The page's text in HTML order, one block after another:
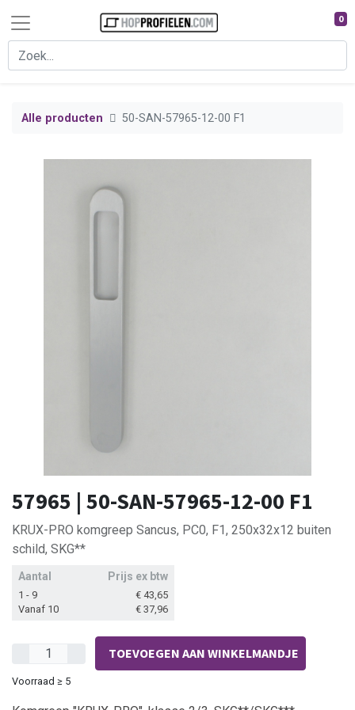
0
Alle producten 50-SAN-57965-12-00 F1
57965 | 50-SAN-57965-12-00 F1
KRUX-PRO komgreep Sancus, PC0, F1, 250x32x12 buiten
schild, SKG**
Aantal Prijs ex btw
1 - 9 € 43,65
Vanaf 10
€ 37,96
TOEVOEGEN AAN WINKELMANDJE
Voorraad ≥ 5